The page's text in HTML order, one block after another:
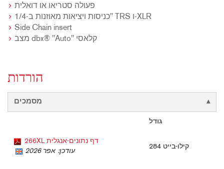
פעולה סטריאו או דואלית
כניסות ויציאות מאוזנות ב-1/4" TRS ו-XLR
Side Chain insert
מצב dbx® "Auto" קלאסי
הורדות
מסמכים
גודל
266XL דף נתונים-אנגלית
עודכן: אפר 2026
284 קילו-בייט